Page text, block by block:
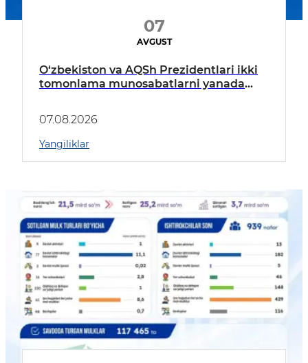
07
AVGUST
O‘zbekiston va AQSh Prezidentlari ikki
tomonlama munosabatlarni yanada
07.08.2026
Yangiliklar